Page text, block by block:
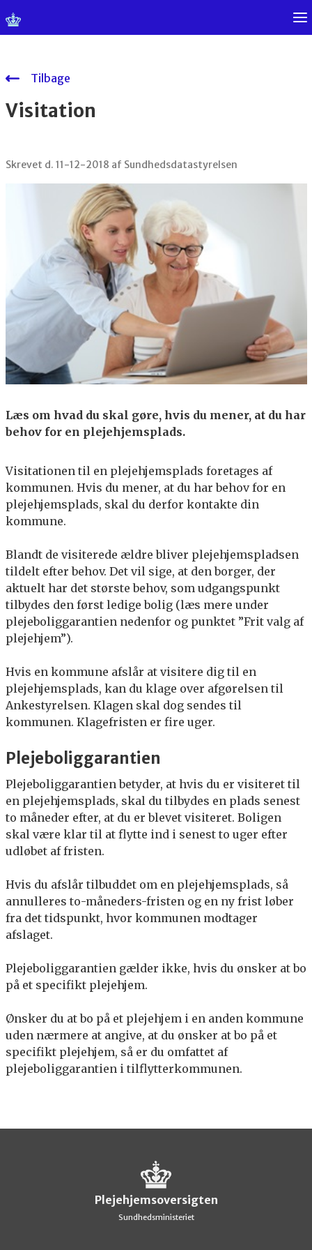
Tilbage
Visitation
Skrevet d. 11-12-2018 af Sundhedsdatastyrelsen
Læs om hvad du skal gøre, hvis du mener, at du har
behov for en plejehjemsplads.
Visitationen til en plejehjemsplads foretages af
kommunen. Hvis du mener, at du har behov for en
plejehjemsplads, skal du derfor kontakte din
kommune.
Blandt de visiterede ældre bliver plejehjemspladsen
tildelt efter behov. Det vil sige, at den borger, der
aktuelt har det største behov, som udgangspunkt
tilbydes den først ledige bolig (læs mere under
plejeboliggarantien nedenfor og punktet ”Frit valg af
plejehjem”).
Hvis en kommune afslår at visitere dig til en
plejehjemsplads, kan du klage over afgørelsen til
Ankestyrelsen. Klagen skal dog sendes til
kommunen. Klagefristen er fire uger.
Plejeboliggarantien
Plejeboliggarantien betyder, at hvis du er visiteret til
en plejehjemsplads, skal du tilbydes en plads senest
to måneder efter, at du er blevet visiteret. Boligen
skal være klar til at flytte ind i senest to uger efter
udløbet af fristen.
Hvis du afslår tilbuddet om en plejehjemsplads, så
annulleres to-måneders-fristen og en ny frist løber
fra det tidspunkt, hvor kommunen modtager
afslaget.
Plejeboliggarantien gælder ikke, hvis du ønsker at bo
på et specifikt plejehjem.
Ønsker du at bo på et plejehjem i en anden kommune
uden nærmere at angive, at du ønsker at bo på et
specifikt plejehjem, så er du omfattet af
plejeboliggarantien i tilflytterkommunen.
Plejehjemsoversigten
Sundhedsministeriet